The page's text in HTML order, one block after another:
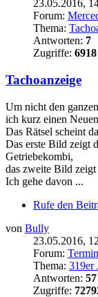
23.05.2016,
Forum:
Thema:
Antworten: 7
Zugriffe: 6918
Tachoanzeige
Um nicht den
ich kurz einen
Das Rätsel scheint
Das erste Bild zeigt
Getriebekombi,
das zweite Bild
Ich gehe davon ...
Rufe den
von Bully
23.05.2016,
Forum:
Thema: 319er
Antworten: 57
Zugriffe: